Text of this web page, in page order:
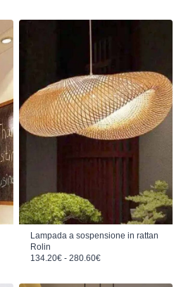
Lampada a sospensione in rattan
Rolin
134.20€ - 280.60€Fascia di prezzo: da 134.20€ a 280.60€